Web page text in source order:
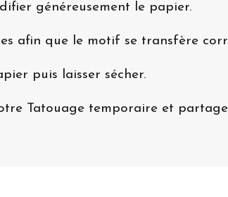
généreusement le papier.
afin que le motif se transfère
puis laisser sécher.
Tatouage temporaire et